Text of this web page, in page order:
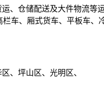
、仓储配送及大件物流
车、厢式货车、平板车
、坪山区、光明区、